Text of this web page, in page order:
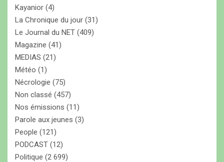
Kayanior (4)
La Chronique du jour (31)
Le Journal du NET (409)
Magazine (41)
MEDIAS (21)
Météo (1)
Nécrologie (75)
Non classé (457)
Nos émissions (11)
Parole aux jeunes (3)
People (121)
PODCAST (12)
Politique (2 699)